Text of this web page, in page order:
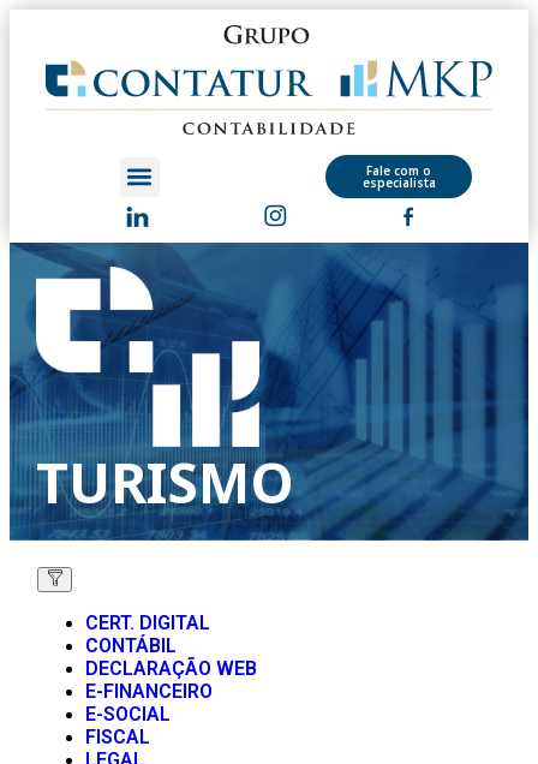
Fale com o
especialista
TURISMO
CERT. DIGITAL
CONTÁBIL
DECLARAÇÃO WEB
E-FINANCEIRO
E-SOCIAL
FISCAL